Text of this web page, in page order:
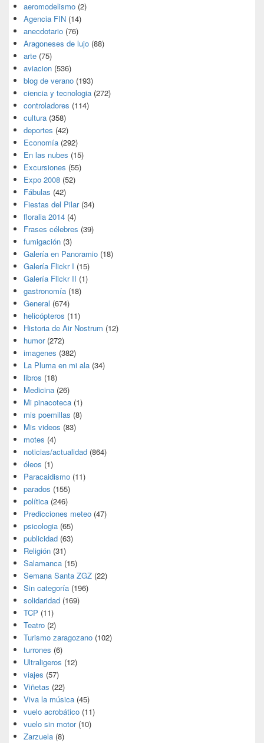
aeromodelismo (2)
Agencia FIN (14)
anecdotario (76)
Aragoneses de lujo (88)
arte (75)
aviacion (536)
blog de verano (193)
ciencia y tecnologia (272)
controladores (114)
cultura (358)
deportes (42)
Economía (292)
En las nubes (15)
Excursiones (55)
Expo 2008 (52)
Fábulas (42)
Fiestas del Pilar(34)
floralia 2014 (4)
Frases célebres (39)
fumigación (3)
Galería en Panoramio (18)
Galería Flickr I (15)
Galería Flickr II (1)
gastronomía (18)
General (674)
helicópteros (11)
Historia de Air Nostrum (12)
humor(272)
imagenes (382)
La Pluma en mi ala (34)
libros (18)
Medicina (26)
Mi pinacoteca (1)
mis poemillas (8)
Mis videos (83)
motes (4)
noticias/actualidad (864)
óleos (1)
Paracaidismo (11)
parados (155)
política (246)
Predicciones meteo (47)
psicologia (65)
publicidad (63)
Religión (31)
Salamanca (15)
Semana Santa ZGZ (22)
Sin categoría (196)
solidaridad (169)
TCP (11)
Teatro (2)
Turismo zaragozano (102)
turrones (6)
Ultraligeros (12)
viajes (57)
Viñetas (22)
Viva la música (45)
vuelo acrobático (11)
vuelo sin motor(10)
Zarzuela (8)